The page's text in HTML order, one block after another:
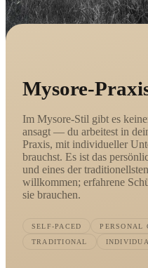
Mysore-
Im Mysore-Stil gibt es
ansagt — du arbeitest in
Praxis, mit individueller
brauchst. Es ist das
und eines der
willkommen; erfahrene
sie brauchen.
SELF-PACED PERSONAL
TRADITIONAL